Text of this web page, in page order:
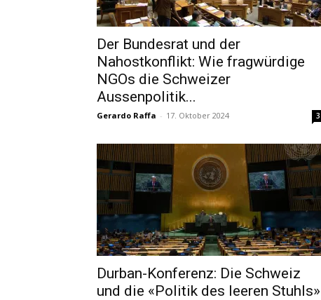
Der Bundesrat und der
Nahostkonflikt: Wie fragwürdige
NGOs die Schweizer
Aussenpolitik...
Gerardo Raffa - 17. Oktober 2024 3
Durban-Konferenz: Die Schweiz
und die «Politik des leeren Stuhls»